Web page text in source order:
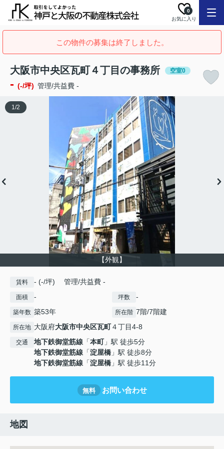
お気に入り
0
この物件の募集は終了しました。
大阪市中央区瓦町４丁目の事務所 空室0
- (-/坪) 管理/共益費 -
【外観】
1/2
賃料 - (-/坪) 管理/共益費 -
面積 - 坪数 -
築年数 築53年 所在階 7階/7階建
所在地 大阪府大阪市中央区瓦町４丁目4-8
交通 地下鉄御堂筋線 「本町」駅 徒歩5分
地下鉄御堂筋線 「淀屋橋 」駅 徒歩8分
地下鉄御堂筋線 「淀屋橋 」駅 徒歩11分
無料 お問い合わせ
地図